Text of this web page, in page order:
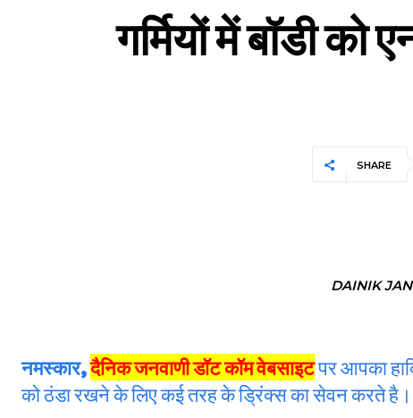
गर्मियों में बॉडी
SHARE
DAINIK
नमस्कार,दैनिक जनवाणी डॉट कॉम वेबसाइटपर आपका
को ठंडा रखने के लिए कई तरह के ड्रिंक्स का सेवन करते है।